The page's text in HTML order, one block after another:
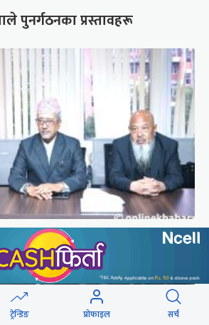
पुनर्गठनका प्रस्तावहरू
शपथ (तस्वीरहरू)
ट्रेन्डिङ प्रोफाइल सर्च